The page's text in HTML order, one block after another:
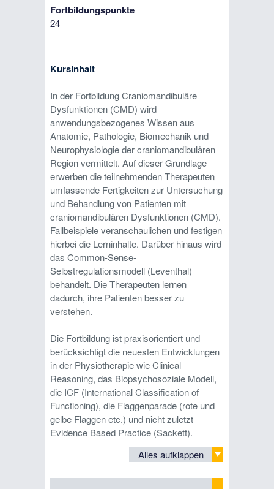
Fortbildungspunkte
24
Kursinhalt
In der Fortbildung Craniomandibuläre
Dysfunktionen (CMD) wird
anwendungsbezogenes Wissen aus
Anatomie, Pathologie, Biomechanik und
Neurophysiologie der craniomandibulären
Region vermittelt. Auf dieser Grundlage
erwerben die teilnehmenden Therapeuten
umfassende Fertigkeiten zur Untersuchung
und Behandlung von Patienten mit
craniomandibulären Dysfunktionen (CMD).
Fallbeispiele veranschaulichen und festigen
hierbei die Lerninhalte. Darüber hinaus wird
das Common-Sense-
Selbstregulationsmodell (Leventhal)
behandelt. Die Therapeuten lernen
dadurch, ihre Patienten besser zu
verstehen.
Die Fortbildung ist praxisorientiert und
berücksichtigt die neuesten Entwicklungen
in der Physiotherapie wie Clinical
Reasoning, das Biopsychosoziale Modell,
die ICF (International Classification of
Functioning), die Flaggenparade (rote und
gelbe Flaggen etc.) und nicht zuletzt
Evidence Based Practice (Sackett).
Alles aufklappen